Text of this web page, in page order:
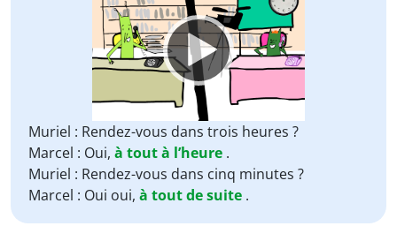
Player
Muriel : Rendez-vous dans trois heures ?
Marcel : Oui, à tout à l’heure .
Muriel : Rendez-vous dans cinq minutes ?
Marcel : Oui oui, à tout de suite .